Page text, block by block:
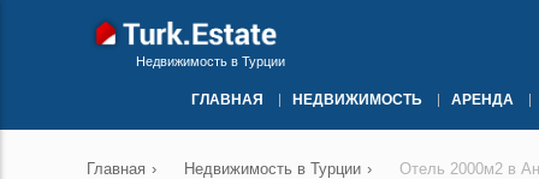
Недвижимость в Турции
ГЛАВНАЯ НЕДВИЖИМОСТЬ АРЕНДА
Главная › Недвижимость в Турции › Отель 2000м2 в